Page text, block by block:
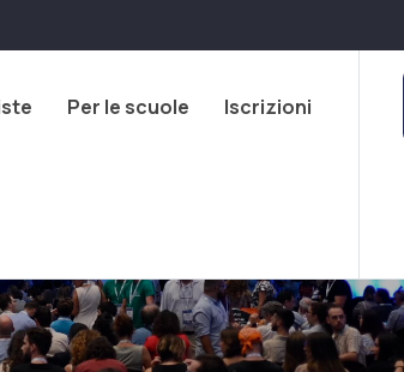
Per le scuole Iscrizioni